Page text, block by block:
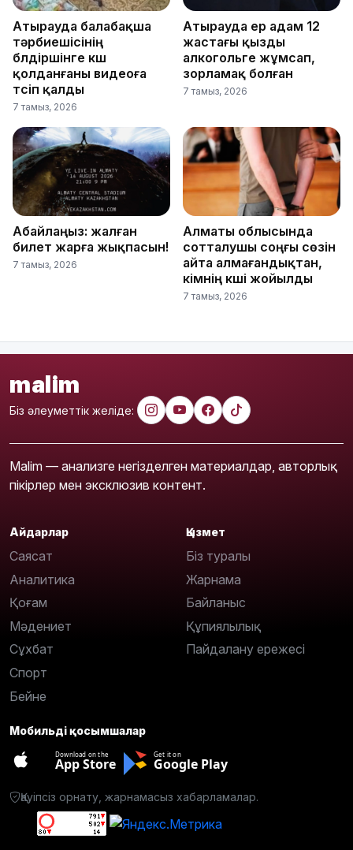
Атырауда балабақша
тәрбиешісінің
бүлдіршінге күш
қолданғаны видеоға
түсіп қалды
7 тамыз, 2026
Атырауда ер адам 12
жастағы қызды
алкогольге жұмсап,
зорламақ болған
7 тамыз, 2026
Абайлаңыз: жалған
билет жарға жықпасын!
7 тамыз, 2026
Алматы облысында
сотталушы соңғы сөзін
айта алмағандықтан,
үкімнің күші жойылды
7 тамыз, 2026
malim
Біз әлеуметтік желіде:
Malim — анализге негізделген материалдар, авторлық
пікірлер мен эксклюзив контент.
Айдарлар
Саясат
Аналитика
Қоғам
Мәдениет
Сұхбат
Спорт
Бейне
Қызмет
Біз туралы
Жарнама
Байланыс
Құпиялылық
Пайдалану ережесі
Мобильді қосымшалар
Download on the
App Store
Get it on
Google Play
Қауіпсіз орнату, жарнамасыз хабарламалар.